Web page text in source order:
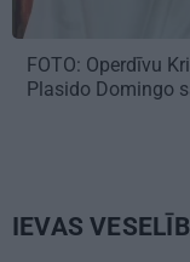
FOTO: Operdīvu
Plasido Domingo
IEVAS